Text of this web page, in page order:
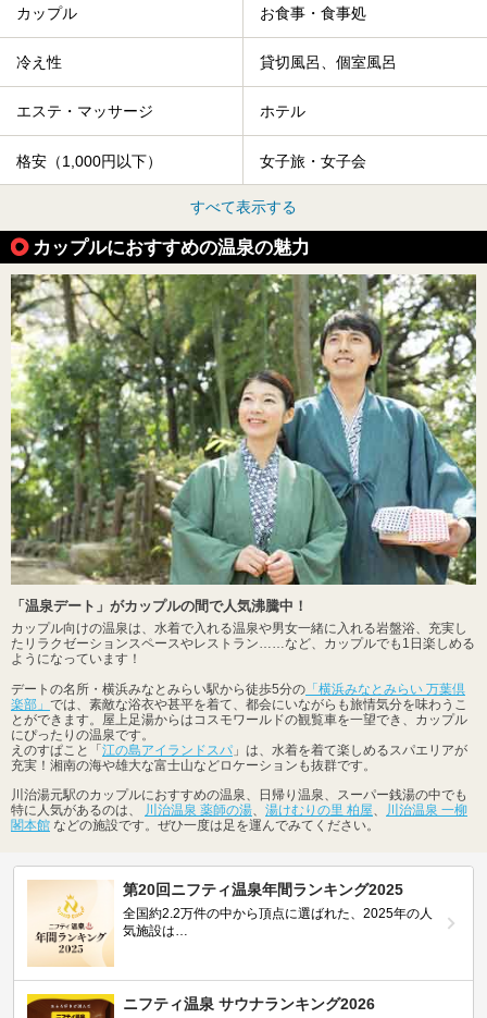
カップル お食事・食事処
冷え性 貸切風呂、個室風呂
エステ・マッサージ ホテル
格安（1,000円以下） 女子旅・女子会
すべて表示する
カップルにおすすめの温泉の魅力
「温泉デート」がカップルの間で人気沸騰中！
カップル向けの温泉は、水着で入れる温泉や男女一緒に入れる岩盤浴、充実し
たリラクゼーションスペースやレストラン……など、カップルでも1日楽しめる
ようになっています！
デートの名所・横浜みなとみらい駅から徒歩5分の 「横浜みなとみらい 万葉倶
楽部」 では、素敵な浴衣や甚平を着て、都会にいながらも旅情気分を味わうこ
とができます。屋上足湯からはコスモワールドの観覧車を一望でき、カップル
にぴったりの温泉です。
えのすぱこと「 江の島アイランドスパ 」は、水着を着て楽しめるスパエリアが
充実！湘南の海や雄大な富士山などロケーションも抜群です。
川治湯元駅のカップルにおすすめの温泉、日帰り温泉、スーパー銭湯の中でも
特に人気があるのは、
川治温泉 薬師の湯、 湯けむりの里 柏屋、
川治温泉 一柳
閣本館 などの施設です。ぜひ一度は足を運んでみてください。
第20回ニフティ温泉年間ランキング2025
全国約2.2万件の中から頂点に選ばれた、2025年の人
気施設は…
ニフティ温泉 サウナランキング2026